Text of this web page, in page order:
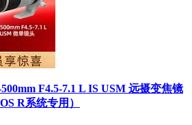
F4.5-7.1 L IS USM 远摄变焦镜
R系统专用）